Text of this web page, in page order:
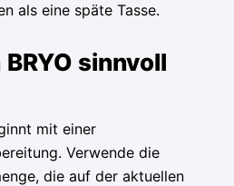
als eine späte Tasse.
sinnvoll
mit einer
Verwende die
die auf der aktuellen